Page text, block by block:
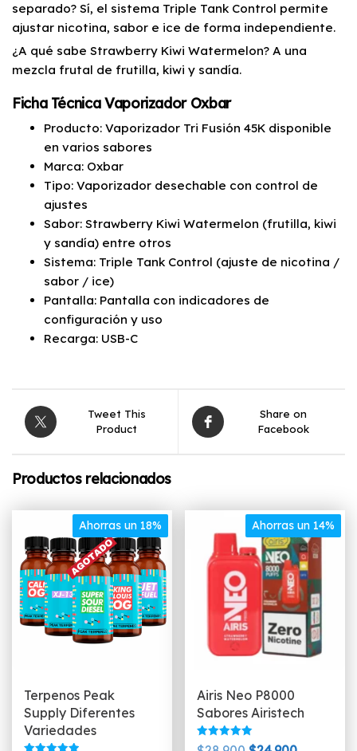
separado? Sí, el sistema Triple Tank Control permite
ajustar nicotina, sabor e ice de forma independiente.
¿A qué sabe Strawberry Kiwi Watermelon? A una
mezcla frutal de frutilla, kiwi y sandía.
Ficha Técnica Vaporizador Oxbar
Producto: Vaporizador Tri Fusión 45K disponible
en varios sabores
Marca: Oxbar
Tipo: Vaporizador desechable con control de
ajustes
Sabor: Strawberry Kiwi Watermelon (frutilla, kiwi
y sandía) entre otros
Sistema: Triple Tank Control (ajuste de nicotina /
sabor / ice)
Pantalla: Pantalla con indicadores de
configuración y uso
Recarga: USB-C
Tweet This
Product
Share on
Facebook
Productos relacionados
Ahorras un 18%
Terpenos Peak
Supply Diferentes
Variedades
Ahorras un 14%
Airis Neo P8000
Sabores Airistech
Valorado